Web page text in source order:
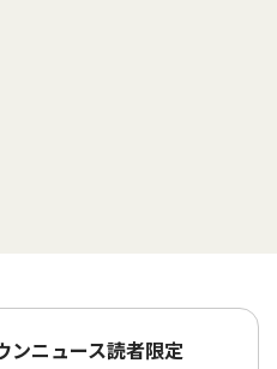
ンニュース読者限定